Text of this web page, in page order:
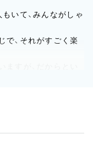
いて、みんながしゃ
で、それがすごく楽
すが、だからとい
のが伝わってきま